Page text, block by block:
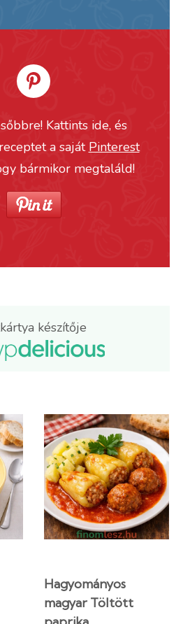
Kattints ide, és
a saját Pinterest
bármikor megtaláld!
készítője
Hagyományos
magyar Töltött